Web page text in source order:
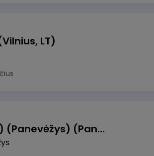
LT)
Manevrų operatorius (-ė) (Panevėžys) (Panevėžys, LT)